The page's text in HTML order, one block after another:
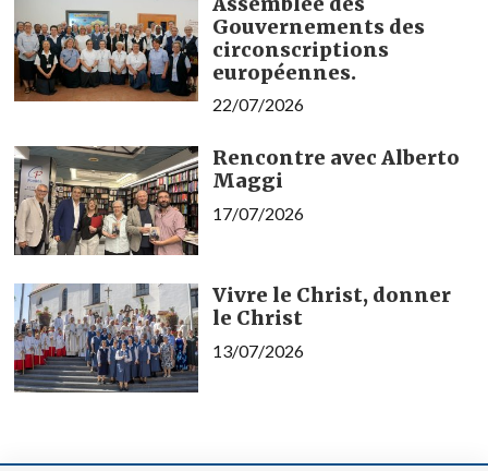
Gouvernements des
circonscriptions
européennes.
22/07/2026
Rencontre avec Alberto
Maggi
17/07/2026
Vivre le Christ, donner
le Christ
13/07/2026